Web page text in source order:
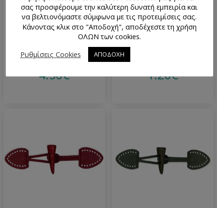
Κούμπωμα Montgomery Καφέ
17 cm
4.50€ 1.20€
σας προσφέρουμε την καλύτερη δυνατή εμπειρία και
να βελτιονόμαστε σύμφωνα με τις προτειμίσεις σας.
Κάνοντας κλικ στο "Αποδοχή", αποδέχεστε τη χρήση
ΟΛΩΝ των cookies.
Ρυθμίσεις Cookies
ΑΠΟΔΟΧΗ